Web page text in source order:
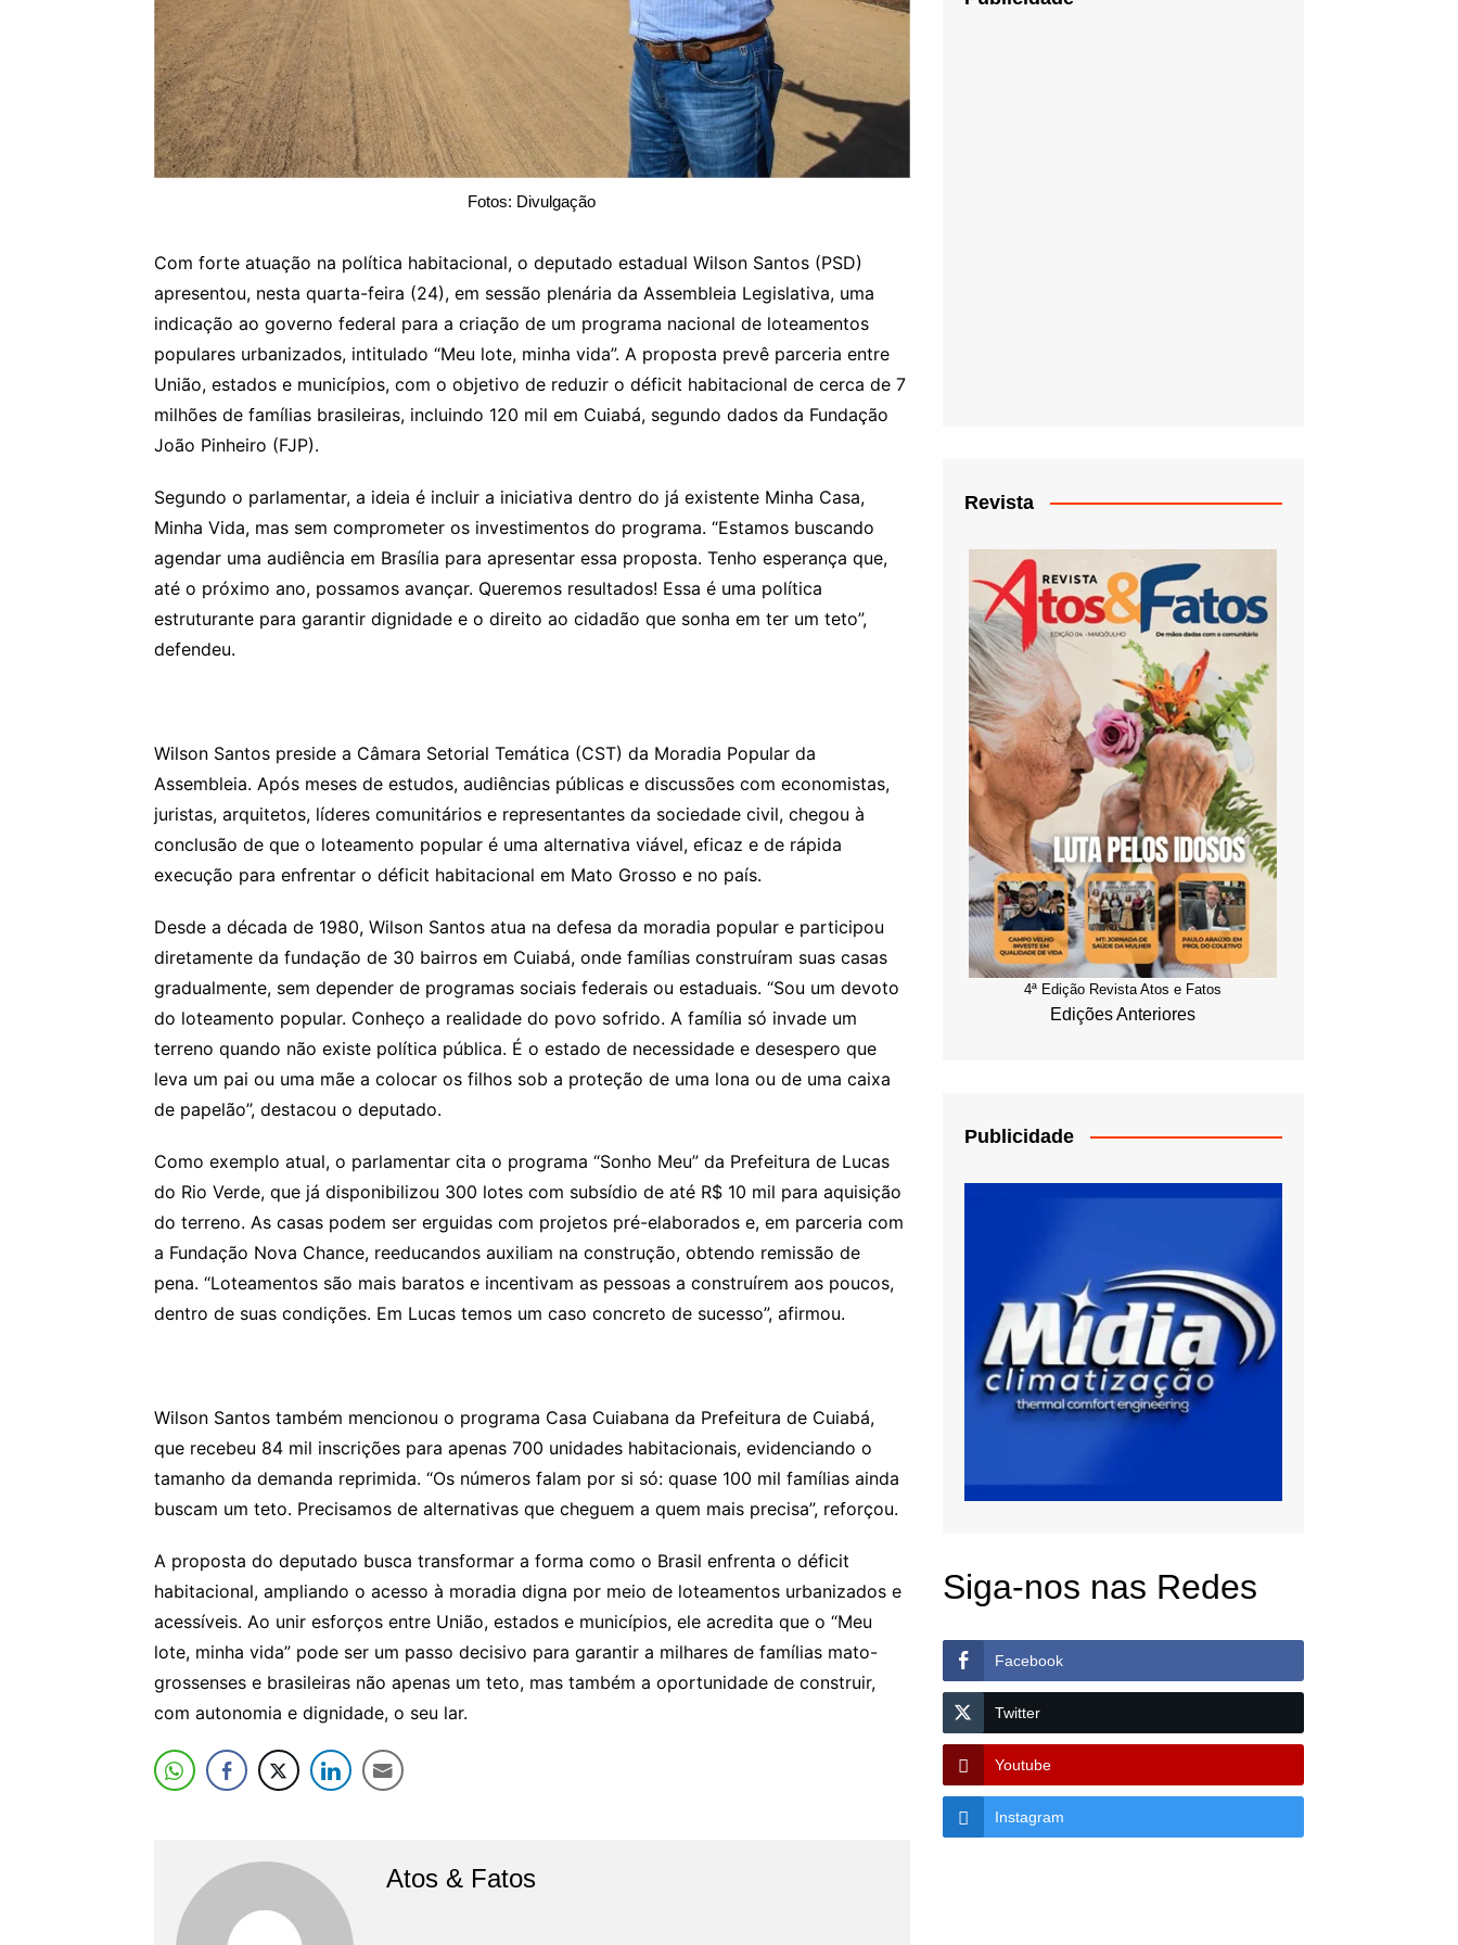
Fotos: Divulgação
Com forte atuação na política habitacional, o deputado estadual Wilson Santos (PSD)
apresentou, nesta quarta-feira (24), em sessão plenária da Assembleia Legislativa, uma
indicação ao governo federal para a criação de um programa nacional de loteamentos
populares urbanizados, intitulado “Meu lote, minha vida”. A proposta prevê parceria entre
União, estados e municípios, com o objetivo de reduzir o déficit habitacional de cerca de 7
milhões de famílias brasileiras, incluindo 120 mil em Cuiabá, segundo dados da Fundação
João Pinheiro (FJP).
Segundo o parlamentar, a ideia é incluir a iniciativa dentro do já existente Minha Casa,
Minha Vida, mas sem comprometer os investimentos do programa. “Estamos buscando
agendar uma audiência em Brasília para apresentar essa proposta. Tenho esperança que,
até o próximo ano, possamos avançar. Queremos resultados! Essa é uma política
estruturante para garantir dignidade e o direito ao cidadão que sonha em ter um teto”,
defendeu.
Wilson Santos preside a Câmara Setorial Temática (CST) da Moradia Popular da
Assembleia. Após meses de estudos, audiências públicas e discussões com economistas,
juristas, arquitetos, líderes comunitários e representantes da sociedade civil, chegou à
conclusão de que o loteamento popular é uma alternativa viável, eficaz e de rápida
execução para enfrentar o déficit habitacional em Mato Grosso e no país.
Desde a década de 1980, Wilson Santos atua na defesa da moradia popular e participou
diretamente da fundação de 30 bairros em Cuiabá, onde famílias construíram suas casas
gradualmente, sem depender de programas sociais federais ou estaduais. “Sou um devoto
do loteamento popular. Conheço a realidade do povo sofrido. A família só invade um
terreno quando não existe política pública. É o estado de necessidade e desespero que
leva um pai ou uma mãe a colocar os filhos sob a proteção de uma lona ou de uma caixa
de papelão”, destacou o deputado.
Como exemplo atual, o parlamentar cita o programa “Sonho Meu” da Prefeitura de Lucas
do Rio Verde, que já disponibilizou 300 lotes com subsídio de até R$ 10 mil para aquisição
do terreno. As casas podem ser erguidas com projetos pré-elaborados e, em parceria com
a Fundação Nova Chance, reeducandos auxiliam na construção, obtendo remissão de
pena. “Loteamentos são mais baratos e incentivam as pessoas a construírem aos poucos,
dentro de suas condições. Em Lucas temos um caso concreto de sucesso”, afirmou.
Wilson Santos também mencionou o programa Casa Cuiabana da Prefeitura de Cuiabá,
que recebeu 84 mil inscrições para apenas 700 unidades habitacionais, evidenciando o
tamanho da demanda reprimida. “Os números falam por si só: quase 100 mil famílias ainda
buscam um teto. Precisamos de alternativas que cheguem a quem mais precisa”, reforçou.
A proposta do deputado busca transformar a forma como o Brasil enfrenta o déficit
habitacional, ampliando o acesso à moradia digna por meio de loteamentos urbanizados e
acessíveis. Ao unir esforços entre União, estados e municípios, ele acredita que o “Meu
lote, minha vida” pode ser um passo decisivo para garantir a milhares de famílias mato-
grossenses e brasileiras não apenas um teto, mas também a oportunidade de construir,
com autonomia e dignidade, o seu lar.
Atos & Fatos
Revista
4ª Edição Revista Atos e Fatos
Edições Anteriores
Publicidade
Siga-nos nas Redes
Facebook
Twitter
Youtube
Instagram